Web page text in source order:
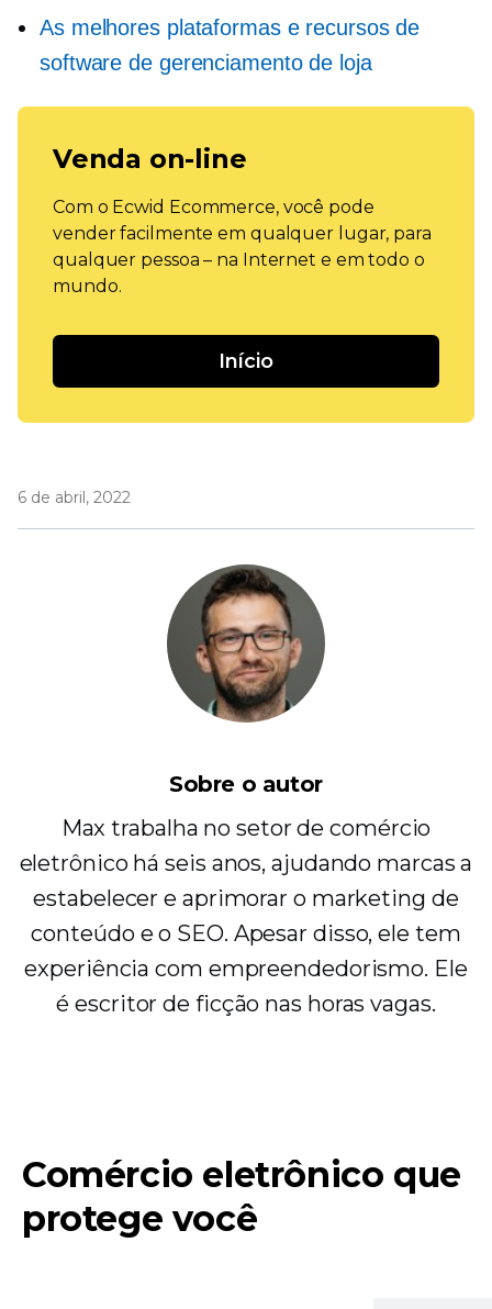
As melhores plataformas e recursos de
software de gerenciamento de loja
Venda on-line
Com o Ecwid Ecommerce, você pode
vender facilmente em qualquer lugar, para
qualquer pessoa – na Internet e em todo o
mundo.
Início
6 de abril, 2022
Sobre o autor
Max trabalha no setor de comércio
eletrônico há seis anos, ajudando marcas a
estabelecer e aprimorar o marketing de
conteúdo e o SEO. Apesar disso, ele tem
experiência com empreendedorismo. Ele
é escritor de ficção nas horas vagas.
Comércio eletrônico que
protege você